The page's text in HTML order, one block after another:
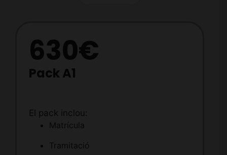
630€
Pack A1
El pack inclou:
Matrícula
Tramitació